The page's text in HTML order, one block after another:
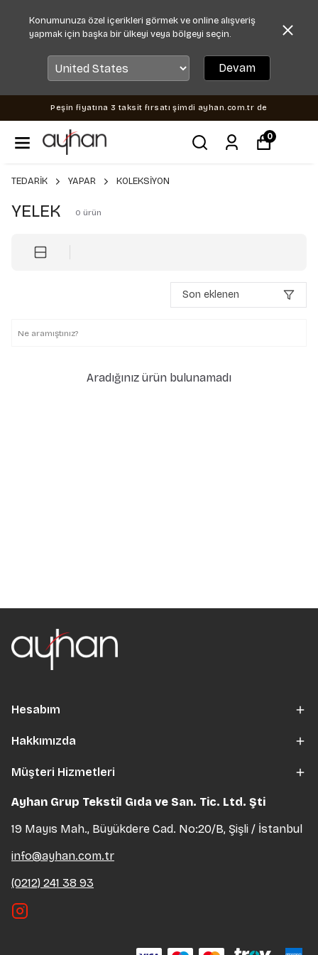
Konumunuza özel içerikleri görmek ve online alışveriş
yapmak için başka bir ülkeyi veya bölgeyi seçin.
Devam
Peşin fiyatına 3 taksit fırsatı şimdi ayhan.com.tr de
0
TEDARİK YAPAR KOLEKSİYON
YELEK 0 ürün
Son eklenen
Aradığınız ürün bulunamadı
Hesabım
Hakkımızda
Müşteri Hizmetleri
Ayhan Grup Tekstil Gıda ve San. Tic. Ltd. Şti
19 Mayıs Mah., Büyükdere Cad. No:20/B, Şişli / İstanbul
info@ayhan.com.tr
(0212) 241 38 93